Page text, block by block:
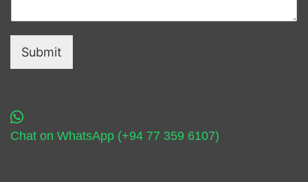
Submit
Chat on WhatsApp (+94 77 359 6107)